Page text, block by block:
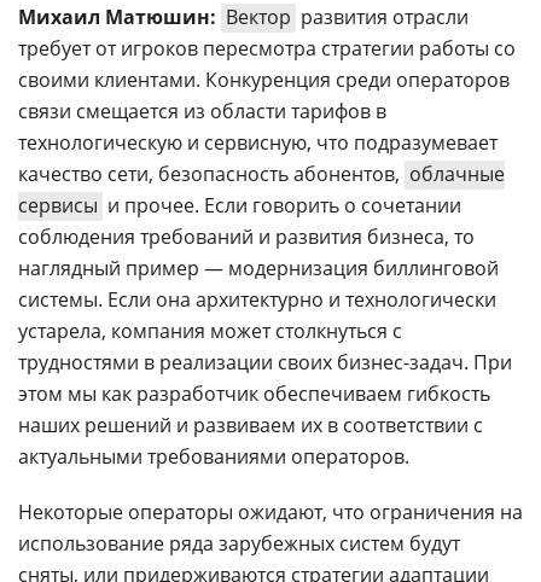
Михаил Матюшин: Вектор развития отрасли
требует от игроков пересмотра стратегии работы со
своими клиентами. Конкуренция среди операторов
связи смещается из области тарифов в
технологическую и сервисную, что подразумевает
качество сети, безопасность абонентов, облачные
сервисы и прочее. Если говорить о сочетании
соблюдения требований и развития бизнеса, то
наглядный пример — модернизация биллинговой
системы. Если она архитектурно и технологически
устарела, компания может столкнуться с
трудностями в реализации своих бизнес-задач. При
этом мы как разработчик обеспечиваем гибкость
наших решений и развиваем их в соответствии с
актуальными требованиями операторов.
Некоторые операторы ожидают, что ограничения на
использование ряда зарубежных систем будут
сняты, или придерживаются стратегии адаптации